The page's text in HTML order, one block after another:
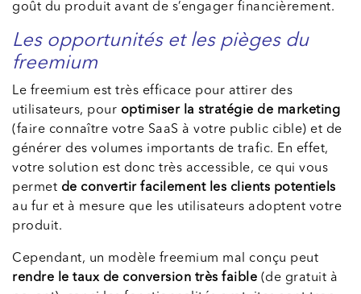
goût du produit avant de s’engager financièrement.
Les opportunités et les pièges du
freemium
Le freemium est très efficace pour attirer des
utilisateurs, pour optimiser la stratégie de marketing
(faire connaître votre SaaS à votre public cible) et de
générer des volumes importants de trafic. En effet,
votre solution est donc très accessible, ce qui vous
permet de convertir facilement les clients potentiels
au fur et à mesure que les utilisateurs adoptent votre
produit.
Cependant, un modèle freemium mal conçu peut
rendre le taux de conversion très faible (de gratuit à